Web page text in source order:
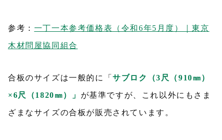
参考： 一丁一本参考価格表（令和6年5月度）｜東京
木材問屋協同組合
合板のサイズは一般的に「サブロク（3尺（910㎜）
×6尺（1820㎜）」 が基準ですが、これ以外にもさま
ざまなサイズの合板が販売されています。